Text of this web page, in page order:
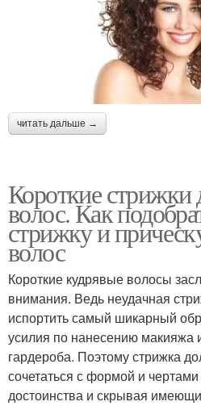
читать дальше →
Короткие стрижки
волос. Как
стрижку и
волос
Короткие кудрявые волосы
внимания. Ведь неудачная
испортить самый шикарный
усилия по нанесению макияжа
гардероба. Поэтому стрижка
сочетаться с формой и
достоинства и скрывая